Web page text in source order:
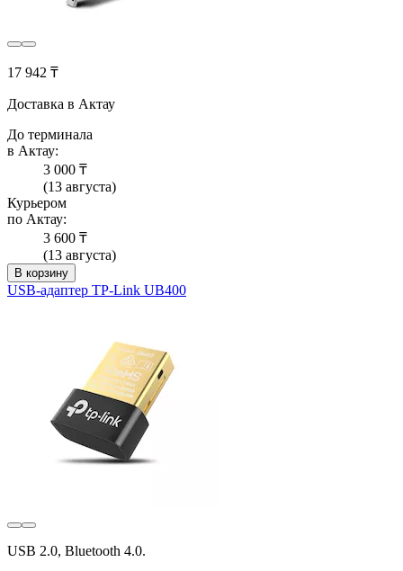
17 942 ₸
Доставка в Актау
До терминала
в Актау:
3 000 ₸
(13 августа)
Курьером
по Актау:
3 600 ₸
(13 августа)
В корзину
USB-адаптер TP-Link UB400
USB 2.0, Bluetooth 4.0.